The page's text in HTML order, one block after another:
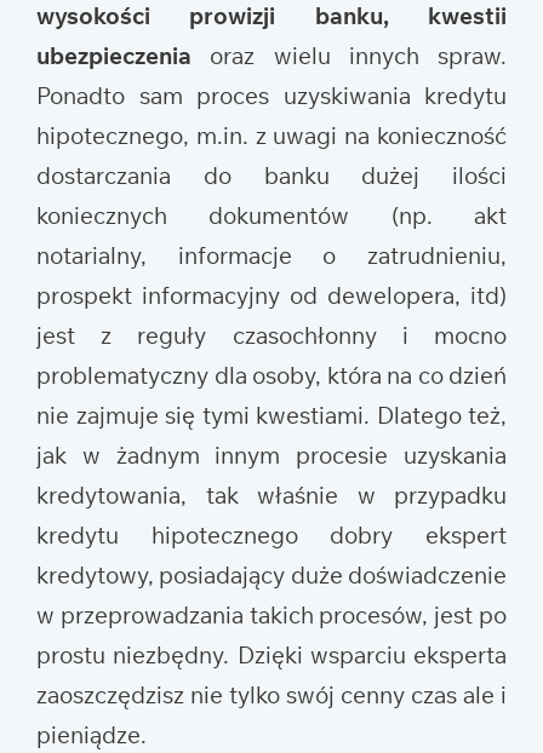
wysokości prowizji banku, kwestii
ubezpieczenia oraz wielu innych spraw.
Ponadto sam proces uzyskiwania kredytu
hipotecznego, m.in. z uwagi na konieczność
dostarczania do banku dużej ilości
koniecznych dokumentów (np. akt
notarialny, informacje o zatrudnieniu,
prospekt informacyjny od dewelopera, itd)
jest z reguły czasochłonny i mocno
problematyczny dla osoby, która na co dzień
nie zajmuje się tymi kwestiami. Dlatego też,
jak w żadnym innym procesie uzyskania
kredytowania, tak właśnie w przypadku
kredytu hipotecznego dobry ekspert
kredytowy, posiadający duże doświadczenie
w przeprowadzania takich procesów, jest po
prostu niezbędny. Dzięki wsparciu eksperta
zaoszczędzisz nie tylko swój cenny czas ale i
pieniądze.